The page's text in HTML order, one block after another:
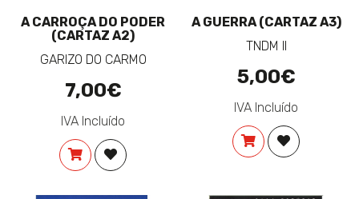
A CARROÇA DO PODER
(CARTAZ A2)
GARIZO DO CARMO
7,00€
IVA Incluído
COMPRARADICIONAR À LISTA DE DESEJOS
A GUERRA (CARTAZ A3)
TNDM II
5,00€
IVA Incluído
COMPRARADICIONAR